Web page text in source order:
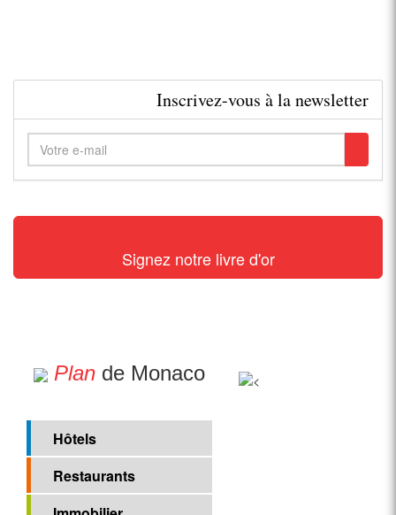
Inscrivez-vous à la newsletter
Signez notre livre d'or
Plan de Monaco
Hôtels
Restaurants